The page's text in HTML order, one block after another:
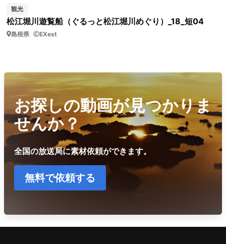
観光
松江堀川遊覧船（ぐるっと松江堀川めぐり）_18_短04
島根県 EXest
お探しの動画が見つかりま
せんか？
全国の放送局に素材依頼ができます。
無料で依頼する